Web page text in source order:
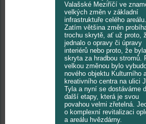
Valašské Meziříčí ve
velkých změn v základní
infrastruktuře celého areálu.
Zatím většina změn
trochu skrytě, ať už proto,
jednalo o opravy či úpravy
interiérů nebo proto, že byla
skryta za hradbou stromů.
velkou změnou bylo
nového objektu Kulturního
kreativního centra na ulici
Tyla a nyní se dostáváme
další etapy, která je svou
povahou velmi zřetelná.
o komplexní revitalizaci
a areálu hvězdárny.